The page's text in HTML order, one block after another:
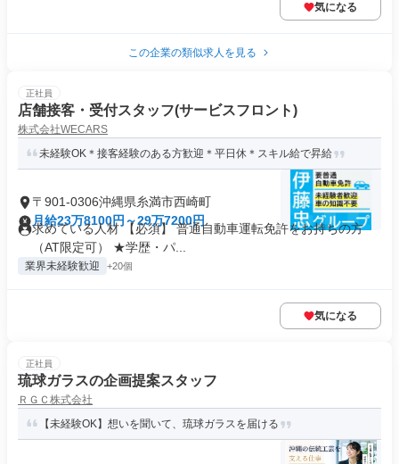
気になる
この企業の類似求人を見る
正社員
店舗接客・受付スタッフ(サービスフロント)
株式会社WECARS
未経験OK＊接客経験のある方歓迎＊平日休＊スキル給で昇給
〒901-0306沖縄県糸満市西崎町
月給23万8100円～29万7200円
求めている人材 【必須】 普通自動車運転免許をお持ちの方
（AT限定可） ★学歴・パ...
業界未経験歓迎 +20個
気になる
正社員
琉球ガラスの企画提案スタッフ
ＲＧＣ株式会社
【未経験OK】想いを聞いて、琉球ガラスを届ける